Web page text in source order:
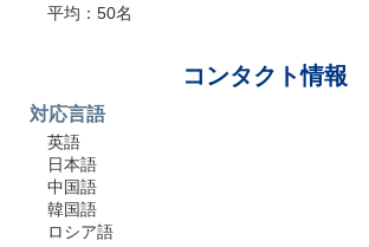
平均：50名
コンタクト情報
対応言語
英語
日本語
中国語
韓国語
ロシア語